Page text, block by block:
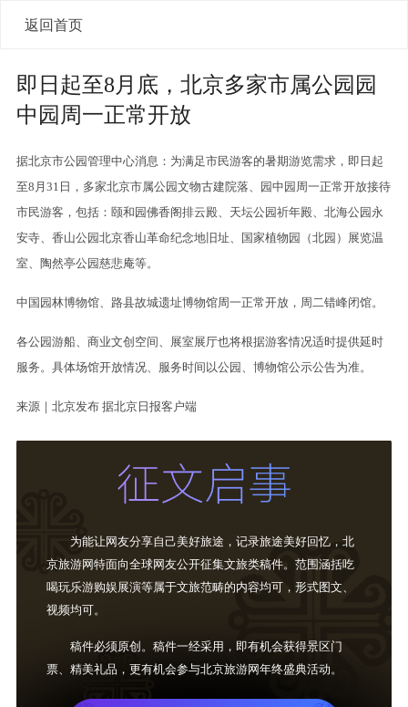
返回首页
即日起至8月底，北京多家市属公园园
中园周一正常开放
据北京市公园管理中心消息：为满足市民游客的暑期游览需求，即日起
至8月31日，多家北京市属公园文物古建院落、园中园周一正常开放接待
市民游客，包括：颐和园佛香阁排云殿、天坛公园祈年殿、北海公园永
安寺、香山公园北京香山革命纪念地旧址、国家植物园（北园）展览温
室、陶然亭公园慈悲庵等。
中国园林博物馆、路县故城遗址博物馆周一正常开放，周二错峰闭馆。
各公园游船、商业文创空间、展室展厅也将根据游客情况适时提供延时
服务。具体场馆开放情况、服务时间以公园、博物馆公示公告为准。
来源｜北京发布 据北京日报客户端
为能让网友分享自己美好旅途，记录旅途美好回忆，北
京旅游网特面向全球网友公开征集文旅类稿件。范围涵括吃
喝玩乐游购娱展演等属于文旅范畴的内容均可，形式图文、
视频均可。
稿件必须原创。稿件一经采用，即有机会获得景区门
票、精美礼品，更有机会参与北京旅游网年终盛典活动。